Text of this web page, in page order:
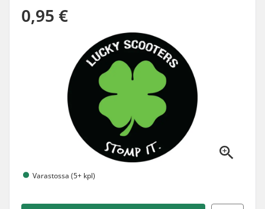
0,95 €
Varastossa (5+ kpl)